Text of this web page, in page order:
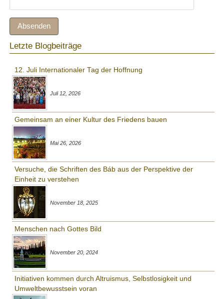
Absenden
Letzte Blogbeiträge
12. Juli Internationaler Tag der Hoffnung
Juli 12, 2026
Gemeinsam an einer Kultur des Friedens bauen
Mai 26, 2026
Versuche, die Schriften des Báb aus der Perspektive der
Einheit zu verstehen
November 18, 2025
Menschen nach Gottes Bild
November 20, 2024
Initiativen kommen durch Altruismus, Selbstlosigkeit und
Umweltbewusstsein voran